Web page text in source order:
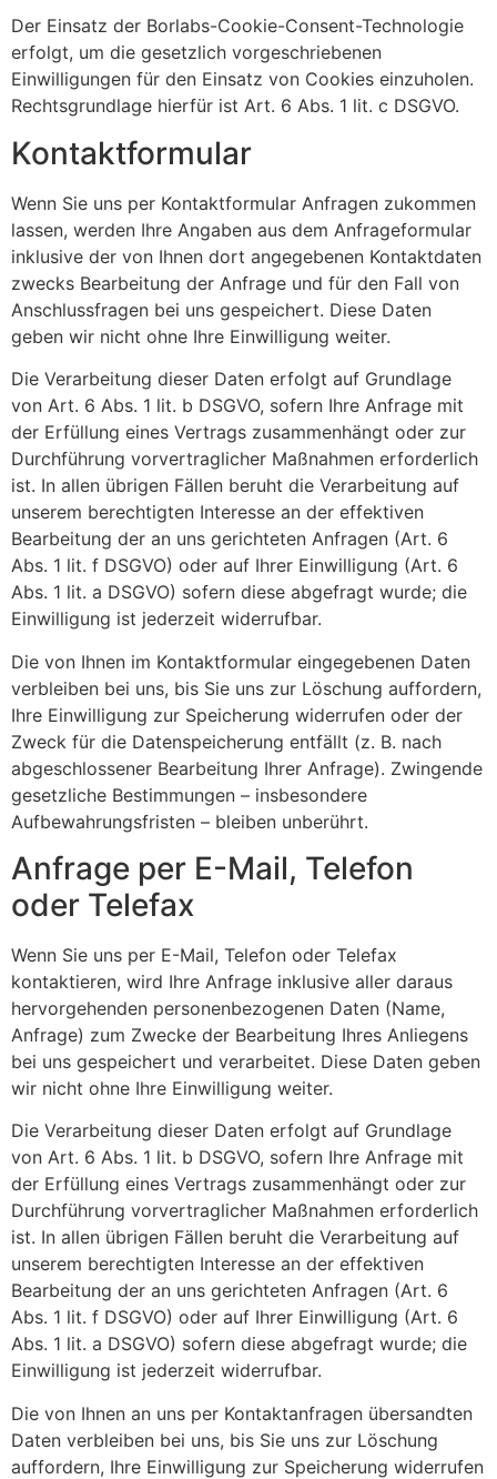
Der Einsatz der Borlabs-Cookie-Consent-Technologie
erfolgt, um die gesetzlich vorgeschriebenen
Einwilligungen für den Einsatz von Cookies einzuholen.
Rechtsgrundlage hierfür ist Art. 6 Abs. 1 lit. c DSGVO.
Kontaktformular
Wenn Sie uns per Kontaktformular Anfragen zukommen
lassen, werden Ihre Angaben aus dem Anfrageformular
inklusive der von Ihnen dort angegebenen Kontaktdaten
zwecks Bearbeitung der Anfrage und für den Fall von
Anschlussfragen bei uns gespeichert. Diese Daten
geben wir nicht ohne Ihre Einwilligung weiter.
Die Verarbeitung dieser Daten erfolgt auf Grundlage
von Art. 6 Abs. 1 lit. b DSGVO, sofern Ihre Anfrage mit
der Erfüllung eines Vertrags zusammenhängt oder zur
Durchführung vorvertraglicher Maßnahmen erforderlich
ist. In allen übrigen Fällen beruht die Verarbeitung auf
unserem berechtigten Interesse an der effektiven
Bearbeitung der an uns gerichteten Anfragen (Art. 6
Abs. 1 lit. f DSGVO) oder auf Ihrer Einwilligung (Art. 6
Abs. 1 lit. a DSGVO) sofern diese abgefragt wurde; die
Einwilligung ist jederzeit widerrufbar.
Die von Ihnen im Kontaktformular eingegebenen Daten
verbleiben bei uns, bis Sie uns zur Löschung auffordern,
Ihre Einwilligung zur Speicherung widerrufen oder der
Zweck für die Datenspeicherung entfällt (z. B. nach
abgeschlossener Bearbeitung Ihrer Anfrage). Zwingende
gesetzliche Bestimmungen – insbesondere
Aufbewahrungsfristen – bleiben unberührt.
Anfrage per E-Mail, Telefon
oder Telefax
Wenn Sie uns per E-Mail, Telefon oder Telefax
kontaktieren, wird Ihre Anfrage inklusive aller daraus
hervorgehenden personenbezogenen Daten (Name,
Anfrage) zum Zwecke der Bearbeitung Ihres Anliegens
bei uns gespeichert und verarbeitet. Diese Daten geben
wir nicht ohne Ihre Einwilligung weiter.
Die Verarbeitung dieser Daten erfolgt auf Grundlage
von Art. 6 Abs. 1 lit. b DSGVO, sofern Ihre Anfrage mit
der Erfüllung eines Vertrags zusammenhängt oder zur
Durchführung vorvertraglicher Maßnahmen erforderlich
ist. In allen übrigen Fällen beruht die Verarbeitung auf
unserem berechtigten Interesse an der effektiven
Bearbeitung der an uns gerichteten Anfragen (Art. 6
Abs. 1 lit. f DSGVO) oder auf Ihrer Einwilligung (Art. 6
Abs. 1 lit. a DSGVO) sofern diese abgefragt wurde; die
Einwilligung ist jederzeit widerrufbar.
Die von Ihnen an uns per Kontaktanfragen übersandten
Daten verbleiben bei uns, bis Sie uns zur Löschung
auffordern, Ihre Einwilligung zur Speicherung widerrufen